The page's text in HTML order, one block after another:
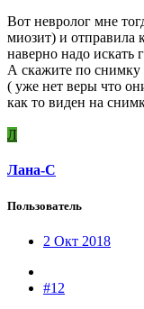
Вот невролог мне
миозит) и отправила
наверно надо искать
А скажите по снимку
( уже нет веры что
как то виден на
Л
Лана-С
Пользователь
2 Окт 2018
#12